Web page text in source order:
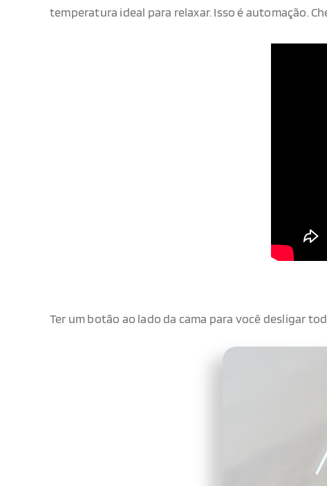
temperatura ideal para relaxar. Isso é automação.
Ter um botão ao lado da cama para você desligar